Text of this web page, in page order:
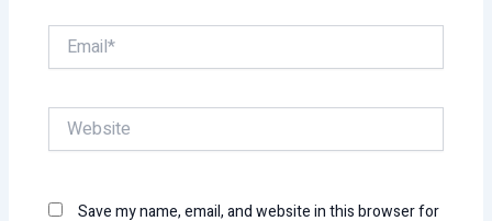
Email*
Website
Save my name, email, and website in this browser for